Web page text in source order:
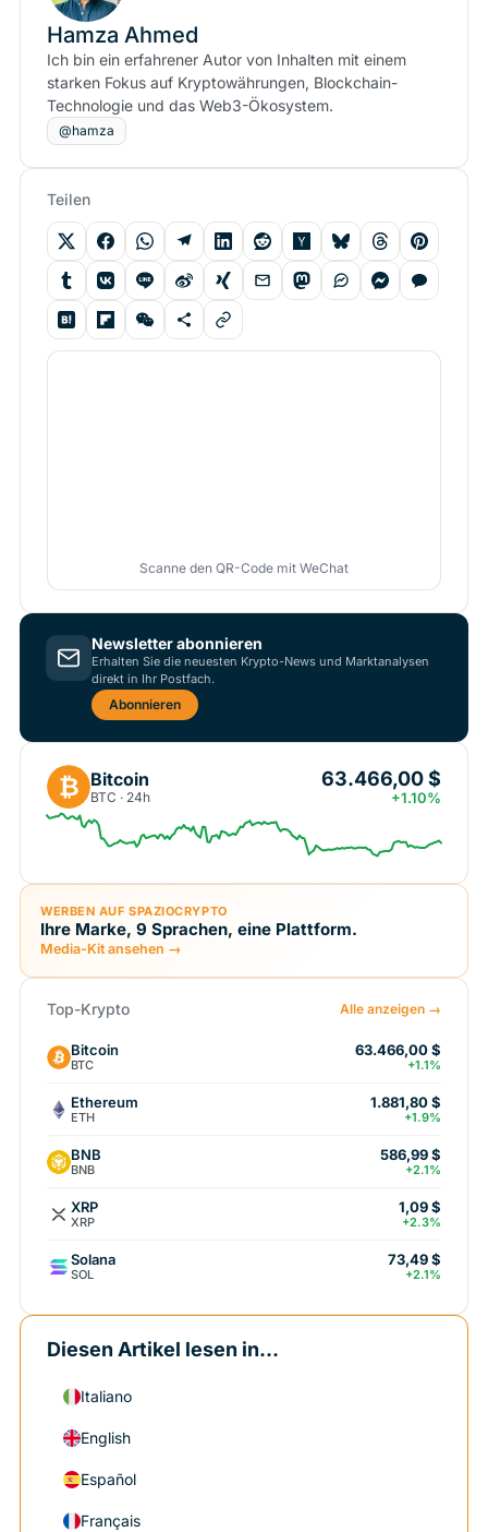
Hamza Ahmed
Ich bin ein erfahrener Autor von Inhalten mit einem
starken Fokus auf Kryptowährungen, Blockchain-
Technologie und das Web3-Ökosystem.
@hamza
Teilen
Scanne den QR-Code mit WeChat
Newsletter abonnieren
Erhalten Sie die neuesten Krypto-News und Marktanalysen
direkt in Ihr Postfach.
Abonnieren
₿ Bitcoin
BTC · 24h
63.466,00 $
+1.10%
WERBEN AUF SPAZIOCRYPTO
Ihre Marke, 9 Sprachen, eine Plattform.
Media-Kit ansehen →
Top-Krypto Alle anzeigen →
Bitcoin
BTC
63.466,00 $
+1.1%
Ethereum
ETH
1.881,80 $
+1.9%
BNB
BNB
586,99 $
+2.1%
XRP
XRP
1,09 $
+2.3%
Solana
SOL
73,49 $
+2.1%
Diesen Artikel lesen in...
Italiano
English
Español
Français